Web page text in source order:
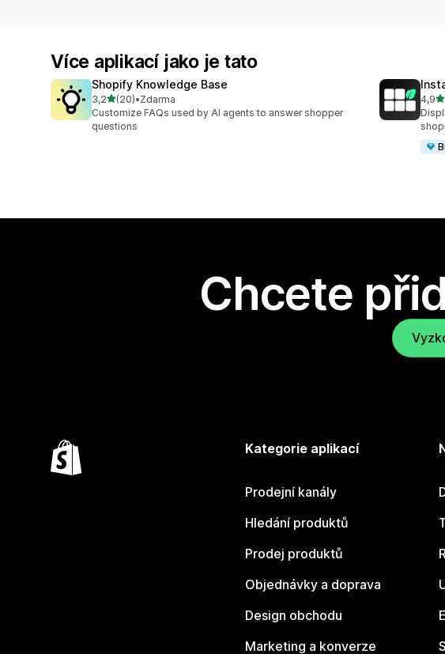
Více aplikací jako je tato
Shopify Knowledge Base
3,2z 5 hvězd
(20)
Celkový počet recenzí: 20
•Zdarma
Customize FAQs used by AI agents to answer shopper
questions
4,9z
Chcete
Kategorie aplikací
Prodejní kanály
Hledání produktů
Prodej produktů
Objednávky a doprava
Design obchodu
Marketing a konverze